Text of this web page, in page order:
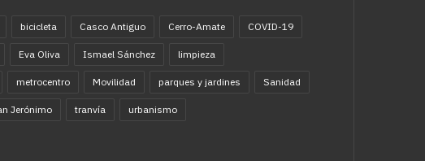
bicicleta Casco Antiguo Cerro-Amate COVID-19
Eva Oliva Ismael Sánchez limpieza
metrocentro Movilidad parques y jardines Sanidad
Jerónimo tranvía urbanismo